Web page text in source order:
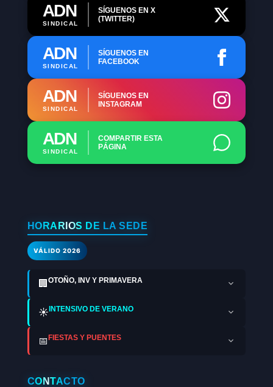
ADN
SINDICAL
SÍGUENOS EN X
(TWITTER)
ADN
SINDICAL
SÍGUENOS EN
FACEBOOK
ADN
SINDICAL
SÍGUENOS EN
INSTAGRAM
ADN
SINDICAL
COMPARTIR ESTA
PÁGINA
HORARIOS DE LA SEDE
VÁLIDO 2026
🏢OTOÑO, INV Y PRIMAVERA
☀️ INTENSIVO DE VERANO
📅 FIESTAS Y PUENTES
CONTACTO